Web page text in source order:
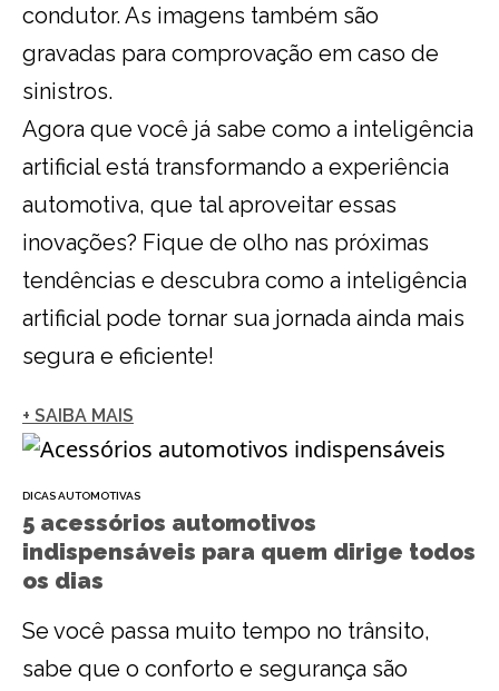
condutor. As imagens também são
gravadas para comprovação em caso de
sinistros.
Agora que você já sabe como a inteligência
artificial está transformando a experiência
automotiva, que tal aproveitar essas
inovações? Fique de olho nas próximas
tendências e descubra como a inteligência
artificial pode tornar sua jornada ainda mais
segura e eficiente!
+ SAIBA MAIS
DICAS AUTOMOTIVAS
5 acessórios automotivos
indispensáveis para quem dirige todos
os dias
Se você passa muito tempo no trânsito,
sabe que o conforto e segurança são